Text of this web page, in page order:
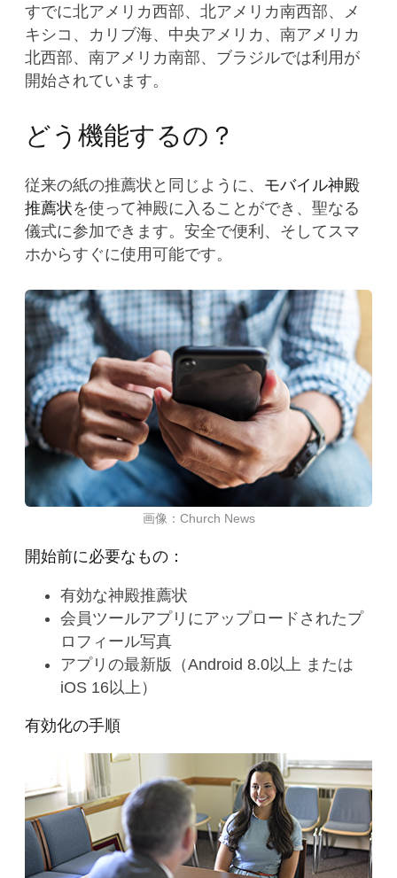
すでに北アメリカ西部、北アメリカ南西部、メ
キシコ、カリブ海、中央アメリカ、南アメリカ
北西部、南アメリカ南部、ブラジルでは利用が
開始されています。
どう機能するの？
従来の紙の推薦状と同じように、 モバイル神殿
推薦状を使って神殿に入ることができ、聖なる
儀式に参加できます。安全で便利、そしてスマ
ホからすぐに使用可能です。
画像：Church News
開始前に必要なもの：
有効な神殿推薦状
会員ツールアプリにアップロードされたプ
ロフィール写真
アプリの最新版（Android 8.0以上 または
iOS 16以上）
有効化の手順